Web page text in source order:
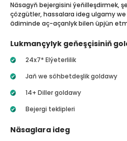
Näsagyň bejergisini ýeňilleşdirmek,
çözgütler, hassalara ideg ulgamy
ädiminde aç-açanlyk bilen üpjün
Lukmançylyk geňeşçisiniň
24x7* Elýeterlilik
Jaň we söhbetdeşlik goldawy
14+ Diller goldawy
Bejergi teklipleri
Näsaglara ideg